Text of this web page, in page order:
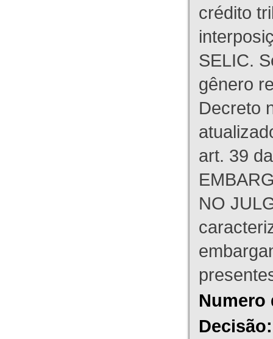
crédito
SELIC.
gênero
Decreto
art. 39
NO
Numero
Decisão: